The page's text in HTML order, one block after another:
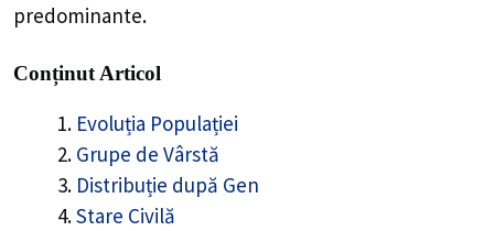
predominante.
Conținut Articol
Evoluția Populației
Grupe de Vârstă
Distribuție după Gen
Stare Civilă